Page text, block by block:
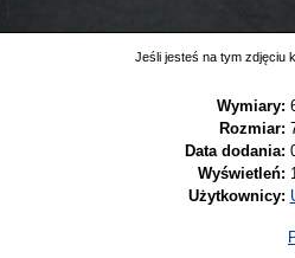
Jeśli jesteś na tym zdjęciu
Wymiary:
Rozmiar:
Data dodania:
Wyświetleń:
Użytkownicy: